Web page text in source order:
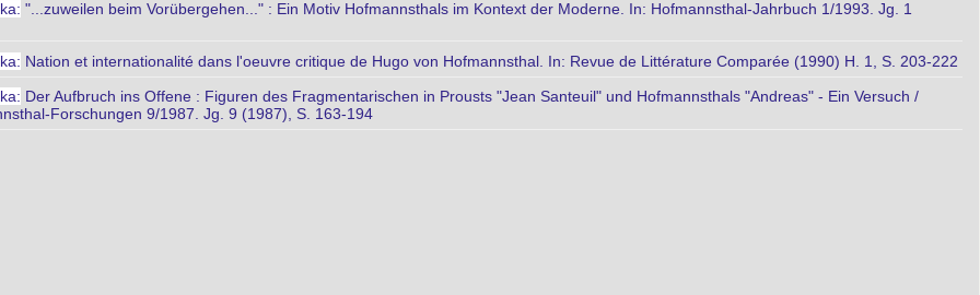
"...zuweilen beim Vorübergehen..." : Ein Motiv Hofmannsthals im Kontext der Moderne. In: Hofmannsthal-Jahrbuch 1/1993. Jg. 1
Nation et internationalité dans l'oeuvre critique de Hugo von Hofmannsthal. In: Revue de Littérature Comparée (1990) H. 1, S. 203-222
Der Aufbruch ins Offene : Figuren des Fragmentarischen in Prousts "Jean Santeuil" und Hofmannsthals "Andreas" - Ein Versuch /
Forschungen 9/1987. Jg. 9 (1987), S. 163-194